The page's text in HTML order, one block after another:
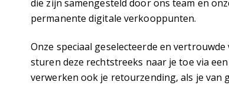
die zijn samengesteld door ons team en
permanente digitale verkooppunten.
Onze speciaal geselecteerde en
sturen deze rechtstreeks naar je toe via
verwerken ook je retourzending, als je van